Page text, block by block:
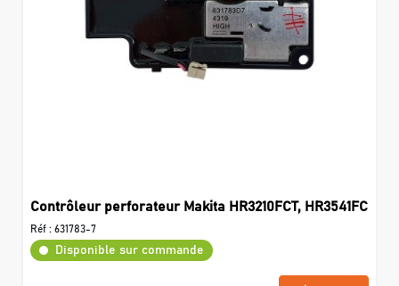
Contrôleur perforateur Makita HR3210FCT, HR3541FC
Réf : 631783-7
Disponible sur commande